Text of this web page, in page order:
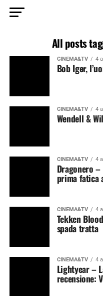
All posts
CINEMA&TV 4
Bob Iger,
CINEMA&TV 4
Wendell &
CINEMA&TV 4
Dragonero
prima fatica
CINEMA&TV 4
Tekken
spada tratta
CINEMA&TV 4
Lightyear –
recensione: